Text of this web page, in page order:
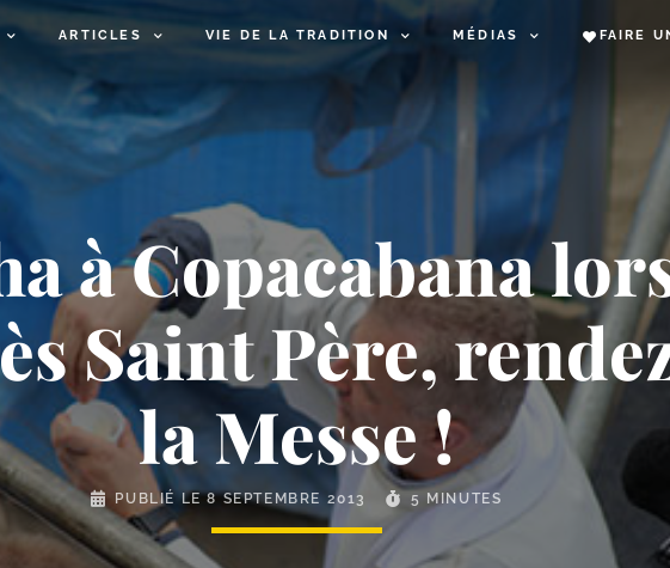
ARTICLES VIE DE LA TRADITION MÉDIAS FAIRE
à Copacabana
Saint Père,
la Messe !
PUBLIÉ LE8 SEPTEMBRE 2013 5 MINUTES